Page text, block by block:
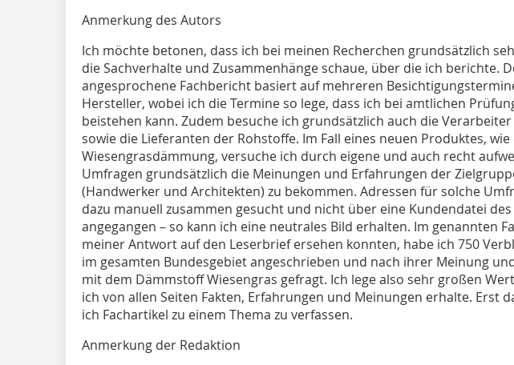
Anmerkung des Autors
Ich möchte betonen, dass ich bei meinen Recherchen grundsätzlich
die Sachverhalte und Zusammenhänge schaue, über die ich berichte.
angesprochene Fachbericht basiert auf mehreren
Hersteller, wobei ich die Termine so lege, dass ich bei amtlichen
beistehen kann. Zudem besuche ich grundsätzlich auch die
sowie die Lieferanten der Rohstoffe. Im Fall eines neuen Produktes,
Wiesengrasdämmung, versuche ich durch eigene und auch recht
Umfragen grundsätzlich die Meinungen und Erfahrungen der
(Handwerker und Architekten) zu bekommen. Adressen für solche
dazu manuell zusammen gesucht und nicht über eine Kundendatei
angegangen – so kann ich eine neutrales Bild erhalten. Im genannten
meiner Antwort auf den Leserbrief ersehen konnten, habe ich 750
im gesamten Bundesgebiet angeschrieben und nach ihrer Meinung
mit dem Dämmstoff Wiesengras gefragt. Ich lege also sehr großen
ich von allen Seiten Fakten, Erfahrungen und Meinungen erhalte. Erst
ich Fachartikel zu einem Thema zu verfassen.
Anmerkung der Redaktion